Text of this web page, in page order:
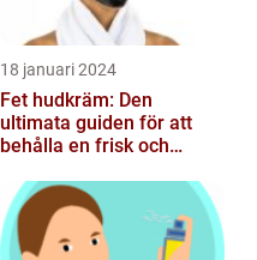
18 januari 2024
Fet hudkräm: Den
ultimata guiden för att
behålla en frisk och